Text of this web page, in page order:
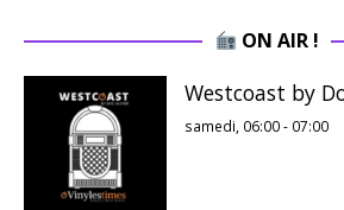
ON AIR !
Westcoast by
samedi, 06:00- 07:00